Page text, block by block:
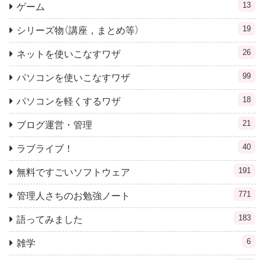
ゲーム 13
シリーズ物（講座，まとめ等） 19
ネットを使いこなすワザ 26
パソコンを使いこなすワザ 99
パソコンを軽くするワザ 18
ブログ運営・管理 21
ラブライブ！ 40
無料ですごいソフトウェア 191
管理人さちのお勉強ノート 771
語ってみました 183
雑学 6